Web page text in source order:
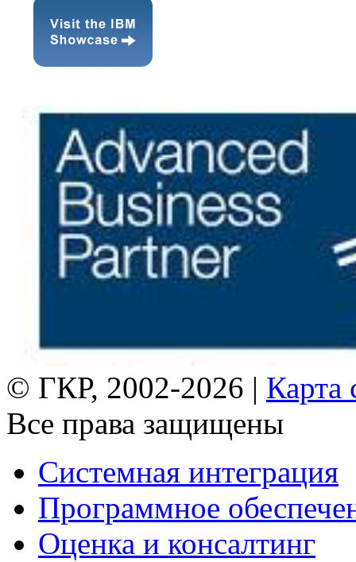
© ГКР, 2002-2026 | Карта
Все права защищены
Системная интеграция
Программное
Оценка и консалтинг